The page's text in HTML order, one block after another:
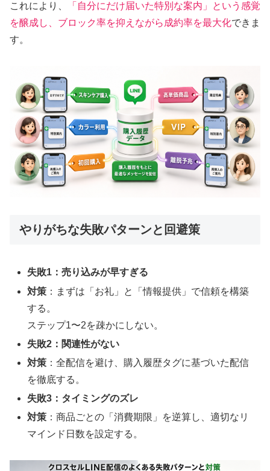
これにより、
「自分にだけ届いた特別な案内」という感覚
を醸成し、ブロック率を抑えながら成約率を最大化できま
す。
やりがちな失敗パターンと回避策
失敗1：売り込みが早すぎる
対策 ：まずは「お礼」と「情報提供」で信頼を構築
する。
ステップ1〜2を疎かにしない。
失敗2：関連性がない
対策 ：全配信を避け、購入履歴タグに基づいた配信
を徹底する。
失敗3：タイミングのズレ
対策 ：商品ごとの「消費期限」を逆算し、適切なリ
マインド日数を設定する。